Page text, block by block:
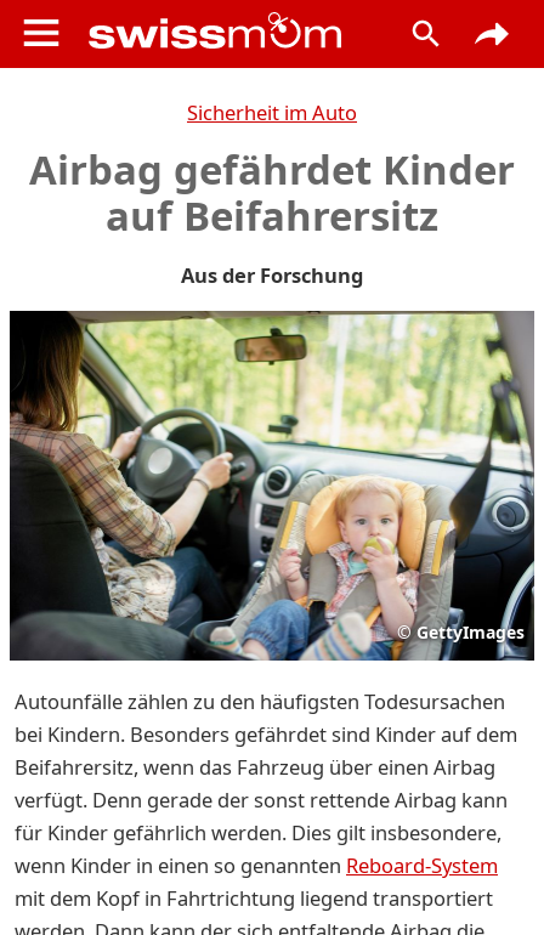
Sicherheit im Auto
Airbag gefährdet Kinder
auf Beifahrersitz
Aus der Forschung
© GettyImages
Autounfälle zählen zu den häufigsten Todesursachen
bei Kindern. Besonders gefährdet sind Kinder auf dem
Beifahrersitz, wenn das Fahrzeug über einen Airbag
verfügt. Denn gerade der sonst rettende Airbag kann
für Kinder gefährlich werden. Dies gilt insbesondere,
wenn Kinder in einen so genannten Reboard-System
mit dem Kopf in Fahrtrichtung liegend transportiert